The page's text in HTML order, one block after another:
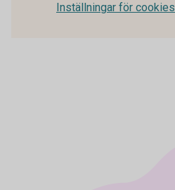
Inställningar för cookies